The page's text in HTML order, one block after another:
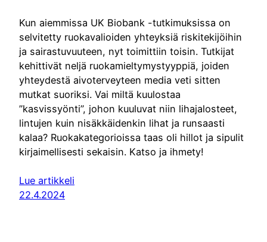
Kun aiemmissa UK Biobank -tutkimuksissa on
selvitetty ruokavalioiden yhteyksiä riskitekijöihin
ja sairastuvuuteen, nyt toimittiin toisin. Tutkijat
kehittivät neljä ruokamieltymystyyppiä, joiden
yhteydestä aivoterveyteen media veti sitten
mutkat suoriksi. Vai miltä kuulostaa
”kasvissyönti”, johon kuuluvat niin lihajalosteet,
lintujen kuin nisäkkäidenkin lihat ja runsaasti
kalaa? Ruokakategorioissa taas oli hillot ja sipulit
kirjaimellisesti sekaisin. Katso ja ihmety!
Lue artikkeli
22.4.2024